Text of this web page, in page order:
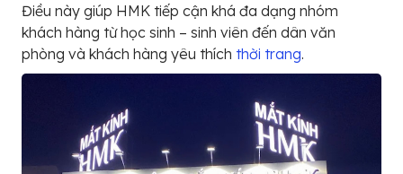
Điều này giúp HMK tiếp cận khá đa dạng nhóm
khách hàng từ học sinh – sinh viên đến dân văn
phòng và khách hàng yêu thích thời trang.